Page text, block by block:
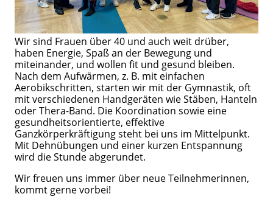
Wir sind Frauen über 40 und auch weit drüber,
haben Energie, Spaß an der Bewegung und
miteinander, und wollen fit und gesund bleiben.
Nach dem Aufwärmen, z. B. mit einfachen
Aerobikschritten, starten wir mit der Gymnastik, oft
mit verschiedenen Handgeräten wie Stäben, Hanteln
oder Thera-Band. Die Koordination sowie eine
gesundheitsorientierte, effektive
Ganzkörperkräftigung steht bei uns im Mittelpunkt.
Mit Dehnübungen und einer kurzen Entspannung
wird die Stunde abgerundet.
Wir freuen uns immer über neue Teilnehmerinnen,
kommt gerne vorbei!